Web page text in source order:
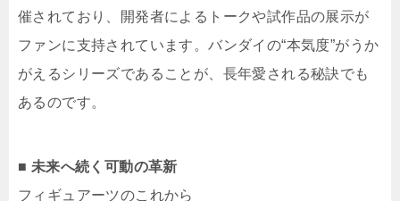
催されており、開発者によるトークや試作品の展示が
ファンに支持されています。バンダイの“本気度”がうか
がえるシリーズであることが、長年愛される秘訣でも
あるのです。
■ 未来へ続く可動の革新
フィギュアーツのこれから